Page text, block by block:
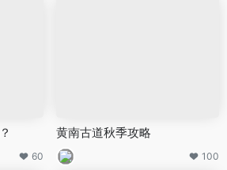
60
黄南古道秋季攻略
100